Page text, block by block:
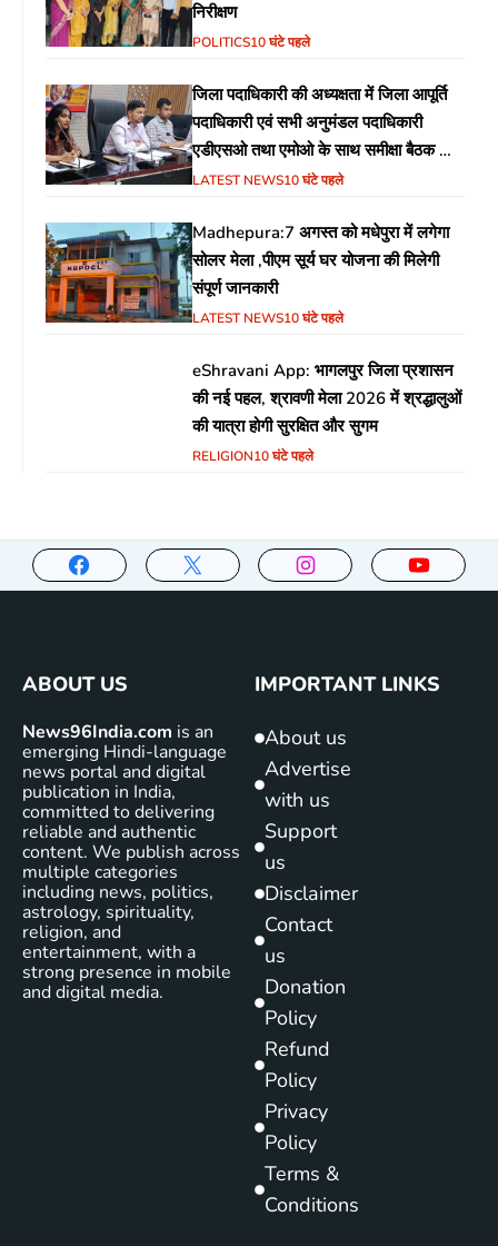
निरीक्षण
POLITICS10 घंटे पहले
जिला पदाधिकारी की अध्यक्षता में जिला आपूर्ति
पदाधिकारी एवं सभी अनुमंडल पदाधिकारी
एडीएसओ तथा एमोओ के साथ समीक्षा बैठक का
आयोजन
LATEST NEWS10 घंटे पहले
Madhepura:7 अगस्त को मधेपुरा में लगेगा
सोलर मेला ,पीएम सूर्य घर योजना की मिलेगी
संपूर्ण जानकारी
LATEST NEWS10 घंटे पहले
eShravani App: भागलपुर जिला प्रशासन
की नई पहल, श्रावणी मेला 2026 में श्रद्धालुओं
की यात्रा होगी सुरक्षित और सुगम
RELIGION10 घंटे पहले
ABOUT US
News96India.com is an
emerging Hindi-language
news portal and digital
publication in India,
committed to delivering
reliable and authentic
content. We publish across
multiple categories
including news, politics,
astrology, spirituality,
religion, and
entertainment, with a
strong presence in mobile
and digital media.
IMPORTANT LINKS
About us
Advertise
with us
Support
us
Disclaimer
Contact
us
Donation
Policy
Refund
Policy
Privacy
Policy
Terms &
Conditions